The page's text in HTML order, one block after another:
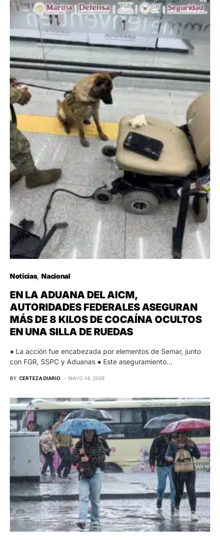
Noticias Nacional
EN LA ADUANA DEL AICM,
AUTORIDADES FEDERALES ASEGURAN
MÁS DE 8 KILOS DE COCAÍNA OCULTOS
EN UNA SILLA DE RUEDAS
● La acción fue encabezada por elementos de Semar, junto
con FGR, SSPC y Aduanas ● Este aseguramiento…
BY CERTEZA DIARIO MAYO 14, 2026